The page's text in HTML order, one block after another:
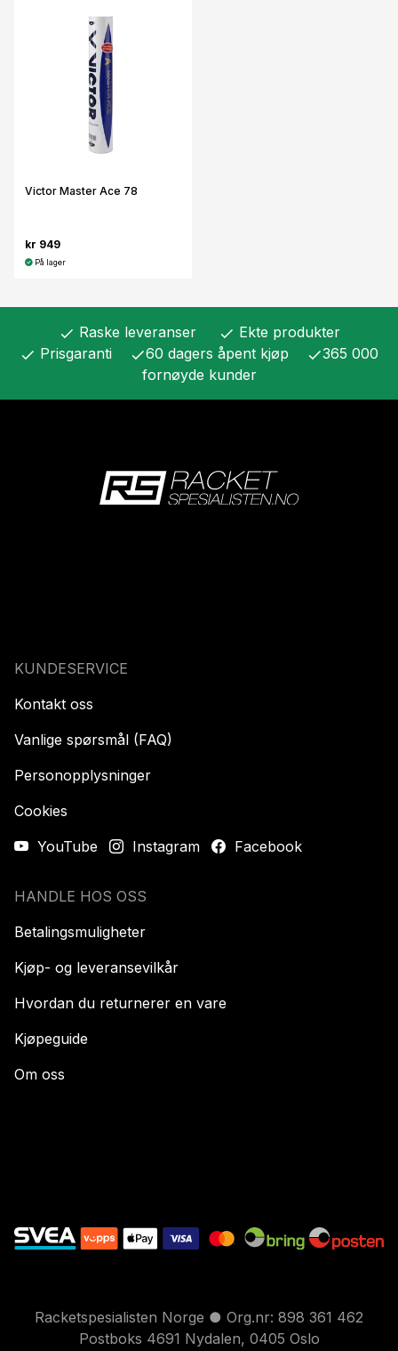
Victor Master Ace 78
kr 949
På lager
check Raske leveranser check Ekte produkter
check Prisgaranti check60 dagers åpent kjøp check365 000
fornøyde kunder
KUNDESERVICE
Kontakt oss
Vanlige spørsmål (FAQ)
Personopplysninger
Cookies
YouTube
Instagram Facebook
HANDLE HOS OSS
Betalingsmuligheter
Kjøp- og leveransevilkår
Hvordan du returnerer en vare
Kjøpeguide
Om oss
Racketspesialisten Norge ● Org.nr: 898 361 462
Postboks 4691 Nydalen, 0405 Oslo